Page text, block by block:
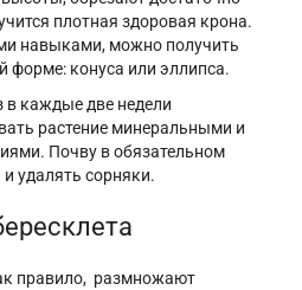
плотная здоровая крона.
навыками, можно получить
форме: конуса или эллипса.
в каждые две недели
растение минеральными и
Почву в обязательном
удалять сорняки.
правило, размножают